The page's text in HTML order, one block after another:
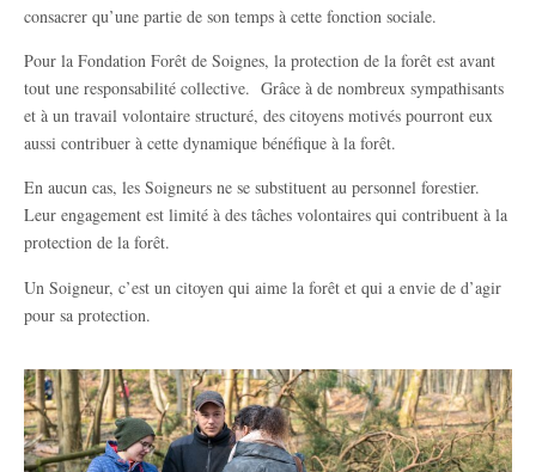
consacrer qu’une partie de son temps à cette fonction sociale.
Pour la Fondation Forêt de Soignes, la protection de la forêt est avant
tout une responsabilité collective. Grâce à de nombreux sympathisants
et à un travail volontaire structuré, des citoyens motivés pourront eux
aussi contribuer à cette dynamique bénéfique à la forêt.
En aucun cas, les Soigneurs ne se substituent au personnel forestier.
Leur engagement est limité à des tâches volontaires qui contribuent à la
protection de la forêt.
Un Soigneur, c’est un citoyen qui aime la forêt et qui a envie de d’agir
pour sa protection.